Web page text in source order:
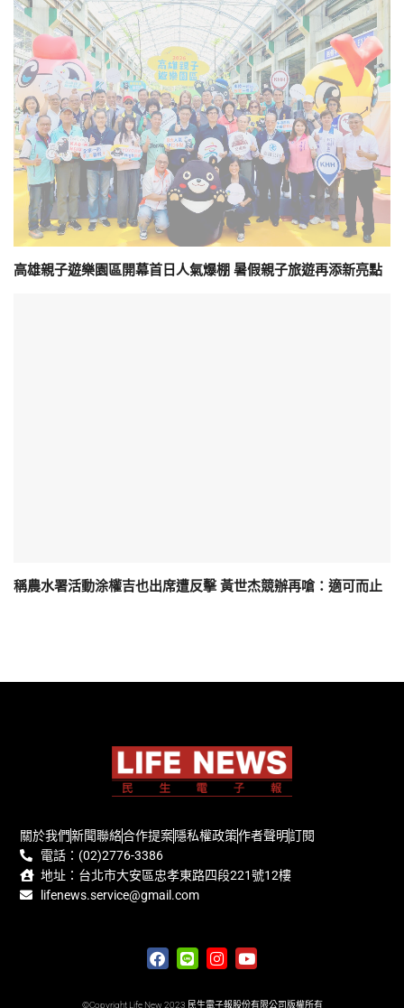
高雄親子遊樂園區開幕首日人氣爆棚 暑假親子旅遊再添新亮點
稱農水署活動涂權吉也出席遭反擊 黃世杰競辦再嗆：適可而止
關於我們新聞聯絡合作提案隱私權政策作者聲明訂閱
電話：(02)2776-3386
地址：台北市大安區忠孝東路四段221號12樓
lifenews.service@gmail.com
©Copyright Life New 2023 民生電子報股份有限公司版權所有